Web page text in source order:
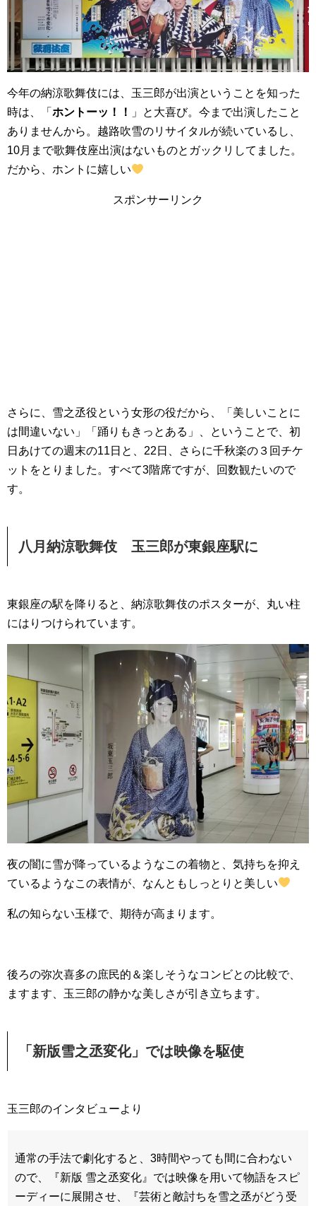
今年の納涼歌舞伎には、玉三郎が出演ということを知った
時は、「 ホントーッ！！
」と大喜び。今まで出演したこと
ありませんから。越路吹雪のリサイタルが続いているし、
10月まで歌舞伎座出演はないものとガックリしてました。
だから、ホントに嬉しい
スポンサーリンク
さらに、雪之丞役という女形の役だから、「美しいことに
は間違いない」「踊りもきっとある」、ということで、初
日あけての週末の11日と、22日、さらに千秋楽の３回チケ
ットをとりました。すべて3階席ですが、回数観たいので
す。
八月納涼歌舞伎 玉三郎が東銀座駅に
東銀座の駅を降りると、納涼歌舞伎のポスターが、丸い柱
にはりつけられています。
夜の闇に雪が降っているようなこの着物と、気持ちを抑え
ているようなこの表情が、なんともしっとりと美しい
私の知らない玉様で、期待が高まります。
後ろの弥次喜多の庶民的＆楽しそうなコンビとの比較で、
ますます、玉三郎の静かな美しさが引き立ちます。
「新版雪之丞変化」では映像を駆使
玉三郎のインタビューより
通常の手法で劇化すると、3時間やっても間に合わない
ので、『新版 雪之丞変化』では映像を用いて物語をスピ
ーディーに展開させ、『芸術と敵討ちを雪之丞がどう受